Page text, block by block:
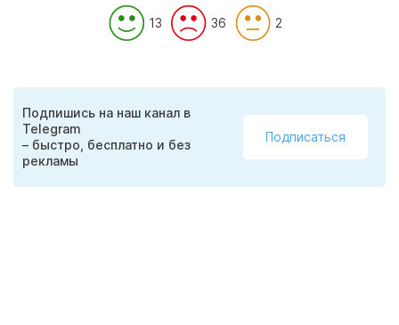
13 36 2
Подпишись на наш канал в
Telegram
– быстро, бесплатно и без
рекламы
Подписаться